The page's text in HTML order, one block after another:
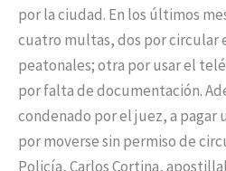
por la ciudad. En los últimos
cuatro multas, dos por circular
peatonales; otra por usar el
por falta de documentación.
condenado por el juez, a pagar
por moverse sin permiso de
Policía, Carlos Cortina,